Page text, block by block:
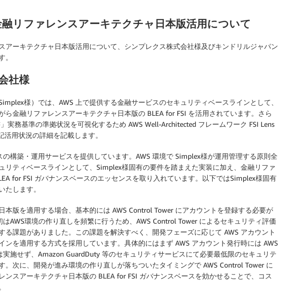
リファレンスアーキテクチャ日本版活用について
アーキテクチャ日本版活用について、シンプレクス株式会社様及びキンドリルジャパン
。
社様
様）では、AWS 上で提供する金融サービスのセキュリティベースラインとして、
ら金融リファレンスアーキテクチャ日本版の BLEA for FSI を活用されています。さら
実務基準の準拠状況を可視化するため AWS Well-Architected フレームワーク FSI Lens
用状況の詳細を記載します。
構築・運用サービスを提供しています。AWS 環境で Simplex様が運用管理する原則全
リティベースラインとして、Simplex様固有の要件を踏まえた実装に加え、金融リファ
for FSI ガバナンスベースのエッセンスを取り入れています。以下ではSimplex様固有
たします。
本版を適用する場合、基本的には AWS Control Tower にアカウントを登録する必要が
AWS環境の作り直しを頻繁に行うため、AWS Control Tower によるセキュリティ評価
る課題がありました。この課題を解決すべく、開発フェーズに応じて AWS アカウント
ンを適用する方式を採用しています。具体的にはまず AWS アカウント発行時には AWS
施せず、Amazon GuardDuty 等のセキュリティサービスにて必要最低限のセキュリテ
。次に、開発が進み環境の作り直しが落ちついたタイミングで AWS Control Tower に
ンスアーキテクチャ日本版の BLEA for FSI ガバナンスベースを効かせることで、コス